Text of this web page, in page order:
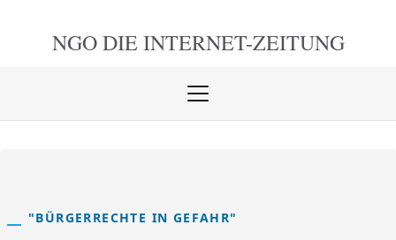
NGO DIE INTERNET-ZEITUNG
Menü
"BÜRGERRECHTE IN GEFAHR"